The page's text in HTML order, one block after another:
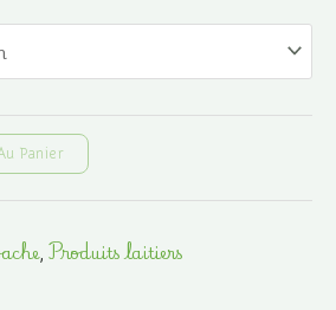
0,70 €
à
0,80 €
Panier
,Produits laitiers